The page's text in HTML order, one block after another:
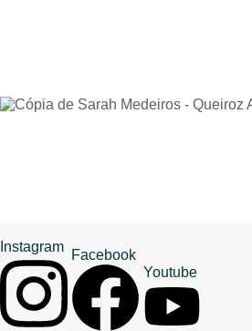
Instagram
Facebook
Youtube